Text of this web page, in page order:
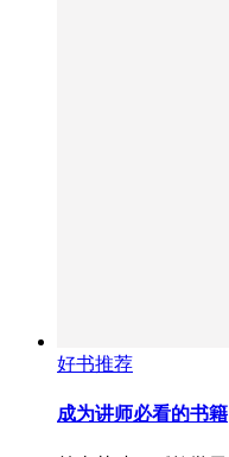
好书推荐
成为讲师必看的书籍